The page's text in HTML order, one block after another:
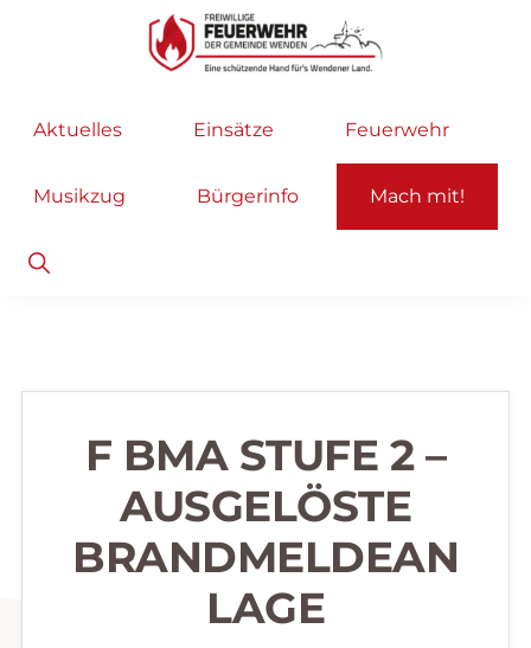
Hauptnavigation
Feuerwehr
helfen
selbstverständlich!
Aktuelles Einsätze Feuerwehr
Musikzug Bürgerinfo Mach mit!
Show
Search
F BMA STUFE 2 –
AUSGELÖSTE
BRANDMELDEAN
LAGE